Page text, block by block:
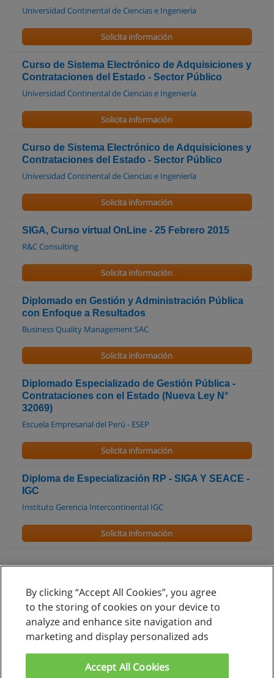
Universidad Continental de Ciencias e Ingeniería
Solicita información
Curso de Sistema Electrónico de Adquisiciones y
Contrataciones del Estado - Sector Público
Universidad Continental de Ciencias e Ingeniería
Solicita información
Curso de Sistema Electrónico de Adquisiciones y
Contrataciones del Estado - Sector Público
Universidad Continental de Ciencias e Ingeniería
Solicita información
SIGA, Curso virtual OnLine - 25 Febrero 2015
R&C Consulting
Solicita información
Diplomado en Gestión y Administración Pública
con Enfoque a Resultados
Business Quality Management SAC
Solicita información
Diplomado Especializado de Gestión Pública -
Contrataciones con el Estado (Nueva Ley N°
32069)
Escuela Empresarial del Perú - ESEP
Solicita información
Diploma de Especialización RP - SIGA Y SEACE -
IGC
Instituto Gerencia Intercontinental IGC
Solicita información
Reglas de uso
Privacidad de datos
By clicking “Accept All Cookies”, you agree
to the storing of cookies on your device to
analyze and enhance site navigation and
marketing and display personalized ads
Accept All Cookies